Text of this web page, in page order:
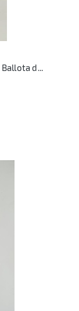
Second female S jeansowa sukienka Ballota dress bawełna jeans 36